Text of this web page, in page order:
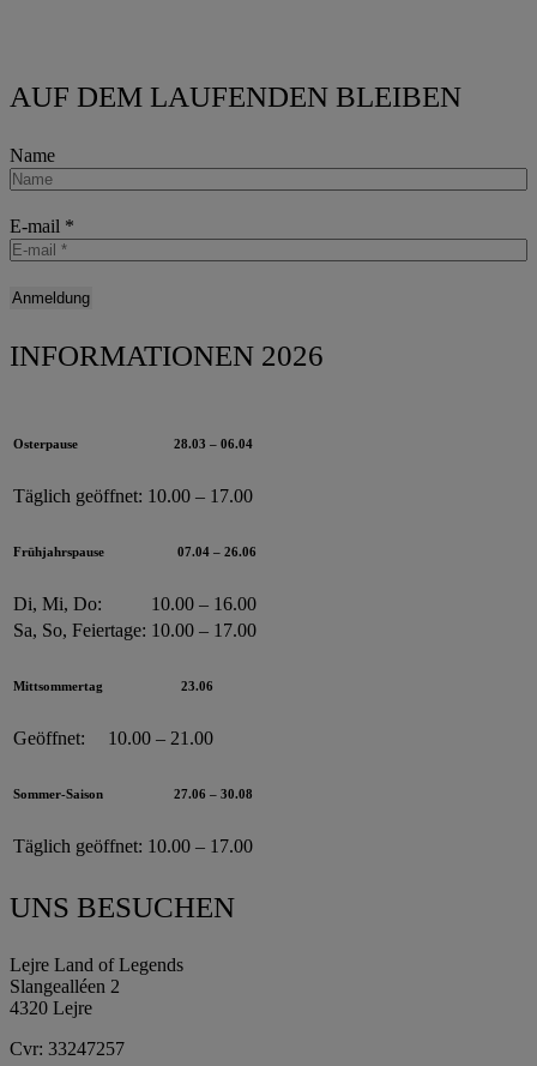
AUF DEM LAUFENDEN BLEIBEN
Name
E-mail *
INFORMATIONEN 2026
Osterpause 28.03 – 06.04
Täglich geöffnet: 10.00 – 17.00
Frühjahrspause 07.04 – 26.06
Di, Mi, Do:
10.00 – 16.00
Sa, So, Feiertage: 10.00 – 17.00
Mittsommertag 23.06
Geöffnet: 10.00 – 21.00
Sommer-Saison 27.06 – 30.08
Täglich geöffnet: 10.00 – 17.00
UNS BESUCHEN
Lejre Land of Legends
Slangealléen 2
4320 Lejre
Cvr: 33247257